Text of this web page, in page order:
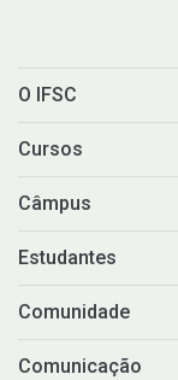
O IFSC
Cursos
Câmpus
Estudantes
Comunidade
Comunicação